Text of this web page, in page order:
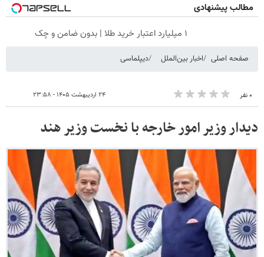
مطالب پیشنهادی
۱ میلیارد اعتبار خرید طلا | بدون ضامن و چک
صفحه اصلی اخبار بین‌الملل دیپلماسی
۰ نفر ۲۴ اردیبهشت ۱۴۰۵ - ۲۳:۵۸
دیدار وزیر امور خارجه با نخست وزیر هند